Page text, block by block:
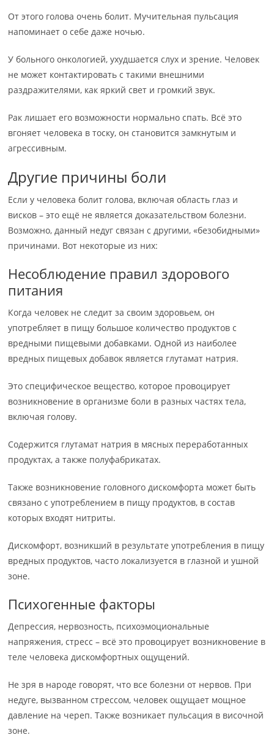
От этого голова очень болит. Мучительная пульсация
напоминает о себе даже ночью.
У больного онкологией, ухудшается слух и зрение. Человек
не может контактировать с такими внешними
раздражителями, как яркий свет и громкий звук.
Рак лишает его возможности нормально спать. Всё это
вгоняет человека в тоску, он становится замкнутым и
агрессивным.
Другие причины боли
Если у человека болит голова, включая область глаз и
висков – это ещё не является доказательством болезни.
Возможно, данный недуг связан с другими, «безобидными»
причинами. Вот некоторые из них:
Несоблюдение правил здорового
питания
Когда человек не следит за своим здоровьем, он
употребляет в пищу большое количество продуктов с
вредными пищевыми добавками. Одной из наиболее
вредных пищевых добавок является глутамат натрия.
Это специфическое вещество, которое провоцирует
возникновение в организме боли в разных частях тела,
включая голову.
Содержится глутамат натрия в мясных переработанных
продуктах, а также полуфабрикатах.
Также возникновение головного дискомфорта может быть
связано с употреблением в пищу продуктов, в состав
которых входят нитриты.
Дискомфорт, возникший в результате употребления в пищу
вредных продуктов, часто локализуется в глазной и ушной
зоне.
Психогенные факторы
Депрессия, нервозность, психоэмоциональные
напряжения, стресс – всё это провоцирует возникновение в
теле человека дискомфортных ощущений.
Не зря в народе говорят, что все болезни от нервов. При
недуге, вызванном стрессом, человек ощущает мощное
давление на череп. Также возникает пульсация в височной
зоне.